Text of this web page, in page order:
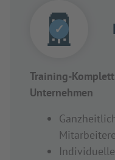
✓
Training-
Unternehmen